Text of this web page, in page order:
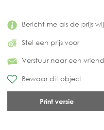
Bericht me als de prijs
Stel een prijs voor
Verstuur naar een vriend
Bewaar dit object
Print versie